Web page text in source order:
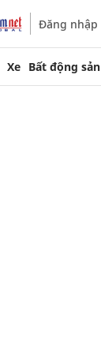
Đăng nhập
Xe Bất động sản